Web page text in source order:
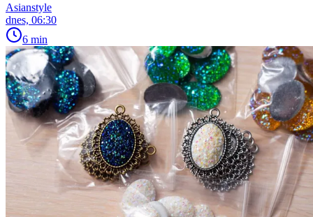
Asianstyle
dnes, 06:30
6 min